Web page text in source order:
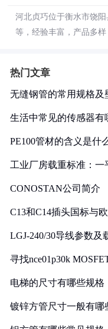
河北贞巧位于衡水市饶
等，经验丰富，产品多样
热门文章
无缝钢管的常用规格及
生活中常见的传感器有
PE100管材的含义是什
工业厂房载重标准：
CONOSTAN公司简介
C13和C14插头国标与
LGJ-240/30导线参数及
寻找nce01p30k
电梯的尺寸有哪些规格
镀锌方管尺寸一般有哪